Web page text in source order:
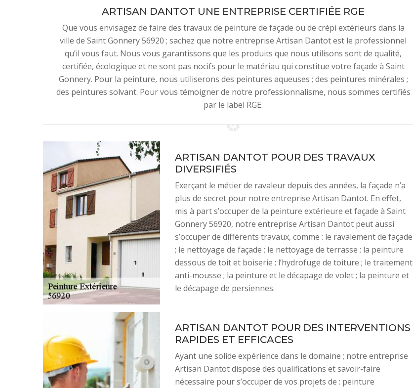
ARTISAN DANTOT UNE ENTREPRISE CERTIFIÉE RGE
Que vous envisagez de faire des travaux de peinture de façade ou de crépi extérieurs dans la
ville de Saint Gonnery 56920 ; sachez que notre entreprise Artisan Dantot est le professionnel
qu’il vous faut. Nous vous garantissons que les produits que nous utilisons sont de qualité,
certifiée, écologique et ne sont pas nocifs pour le matériau qui constitue votre façade à Saint
Gonnery. Pour la peinture, nous utiliserons des peintures aqueuses ; des peintures minérales ;
des peintures solvant. Pour vous témoigner de notre professionnalisme, nous sommes certifiés
par le label RGE.
ARTISAN DANTOT POUR DES TRAVAUX
DIVERSIFIÉS
Exerçant le métier de ravaleur depuis des années, la façade n’a
plus de secret pour notre entreprise Artisan Dantot. En effet,
mis à part s’occuper de la peinture extérieure et façade à Saint
Gonnery 56920, notre entreprise Artisan Dantot peut aussi
s’occuper de différents travaux, comme : le ravalement de façade
; le nettoyage de façade ; le nettoyage de terrasse ; la peinture
dessous de toit et boiserie ; l’hydrofuge de toiture ; le traitement
anti-mousse ; la peinture et le décapage de volet ; la peinture et
le décapage de persiennes.
ARTISAN DANTOT POUR DES INTERVENTIONS
RAPIDES ET EFFICACES
Ayant une solide expérience dans le domaine ; notre entreprise
Artisan Dantot dispose des qualifications et savoir-faire
nécessaire pour s’occuper de vos projets de : peinture